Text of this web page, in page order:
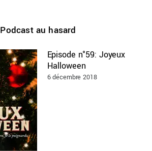
Podcast au hasard
Episode n°59: Joyeux
Halloween
6 décembre 2018